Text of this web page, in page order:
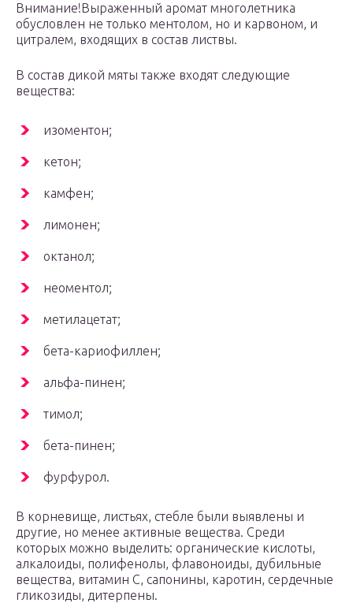
Внимание!Выраженный аромат многолетника
обусловлен не только ментолом, но и карвоном, и
цитралем, входящих в состав листвы.
В состав дикой мяты также входят следующие
вещества:
изоментон;
кетон;
камфен;
лимонен;
октанол;
неоментол;
метилацетат;
бета-кариофиллен;
альфа-пинен;
тимол;
бета-пинен;
фурфурол.
В корневище, листьях, стебле были выявлены и
другие, но менее активные вещества. Среди
которых можно выделить: органические кислоты,
алкалоиды, полифенолы, флавоноиды, дубильные
вещества, витамин С, сапонины, каротин, сердечные
гликозиды, дитерпены.